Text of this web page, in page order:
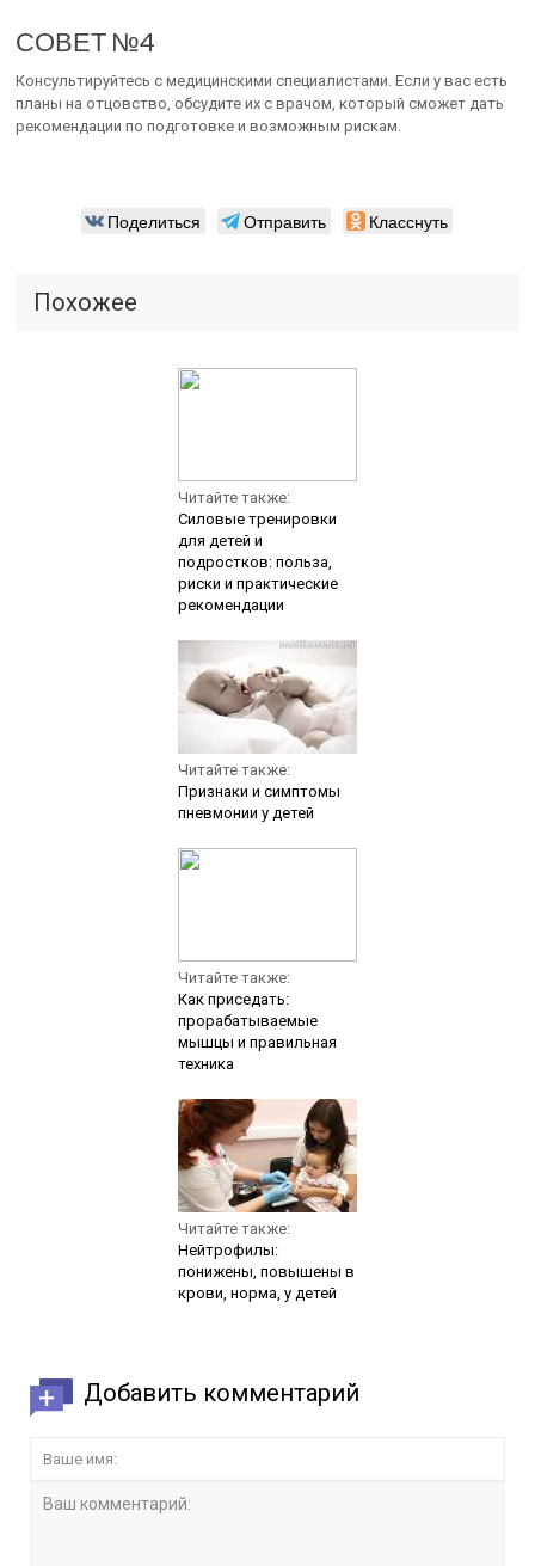
СОВЕТ №4
Консультируйтесь с медицинскими специалистами. Если у вас есть
планы на отцовство, обсудите их с врачом, который сможет дать
рекомендации по подготовке и возможным рискам.
Поделиться Отправить Класснуть
Похожее
Читайте также:
Силовые тренировки
для детей и
подростков: польза,
риски и практические
рекомендации
Читайте также:
Признаки и симптомы
пневмонии у детей
Читайте также:
Как приседать:
прорабатываемые
мышцы и правильная
техника
Читайте также:
Нейтрофилы:
понижены, повышены в
крови, норма, у детей
Добавить комментарий